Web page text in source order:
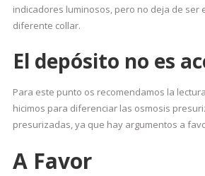
indicadores luminosos, pero no deja de ser
diferente collar.
El depósito no es
Para este punto os recomendamos la
hicimos para diferenciar las osmosis
presurizadas, ya que hay argumentos a
A Favor